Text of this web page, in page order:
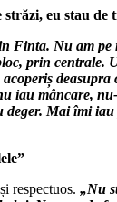
străzi, eu stau de
Finta. Nu am
prin centrale.
iau mâncare,
deger. Mai îmi
respectuos. „Nu